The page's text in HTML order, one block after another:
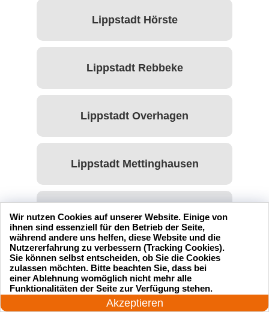
Lippstadt Hörste
Lippstadt Rebbeke
Lippstadt Overhagen
Lippstadt Mettinghausen
Lippstadt Lohe
Lippstadt Lipperode
Lippstadt Lipperbruch
24 Stunden am Tag
Akzeptieren
Wir nutzen Cookies auf unserer Website. Einige von
ihnen sind essenziell für den Betrieb der Seite,
während andere uns helfen, diese Website und die
Nutzererfahrung zu verbessern (Tracking Cookies).
Sie können selbst entscheiden, ob Sie die Cookies
zulassen möchten. Bitte beachten Sie, dass bei
einer Ablehnung womöglich nicht mehr alle
Funktionalitäten der Seite zur Verfügung stehen.